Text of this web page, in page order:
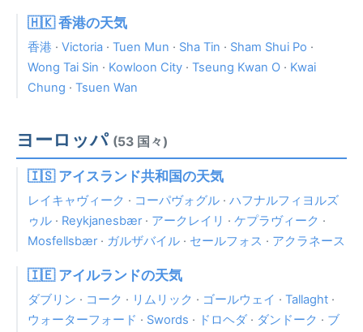
🇭🇰 香港の天気
香港 · Victoria · Tuen Mun · Sha Tin · Sham Shui Po ·
Wong Tai Sin · Kowloon City · Tseung Kwan O · Kwai
Chung · Tsuen Wan
ヨーロッパ (53 国々)
🇮🇸 アイスランド共和国の天気
レイキャヴィーク · コーパヴォグル · ハフナルフィヨルズ
ゥル · Reykjanesbær· アークレイリ · ケプラヴィーク ·
Mosfellsbær· ガルザバイル · セールフォス · アクラネース
🇮🇪 アイルランドの天気
ダブリン · コーク · リムリック · ゴールウェイ · Tallaght ·
ウォーターフォード · Swords · ドロヘダ · ダンドーク · ブ